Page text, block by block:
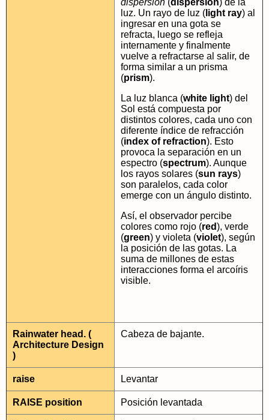
dispersión (dispersion) de la
luz. Un rayo de luz ( light ray) al
ingresar en una gota se
refracta, luego se refleja
internamente y finalmente
vuelve a refractarse al salir, de
forma similar a un prisma
(prism).
La luz blanca (white light) del
Sol está compuesta por
distintos colores, cada uno con
diferente índice de refracción
(index of refraction). Esto
provoca la separación en un
espectro (spectrum). Aunque
los rayos solares (sun rays)
son paralelos, cada color
emerge con un ángulo distinto.
Así, el observador percibe
colores como rojo (red), verde
(green) y violeta (violet), según
la posición de las gotas. La
suma de millones de estas
interacciones forma el arcoíris
visible.
Rainwater head. (
Architecture Design
)
Cabeza de bajante.
raise Levantar
RAISE position Posición levantada